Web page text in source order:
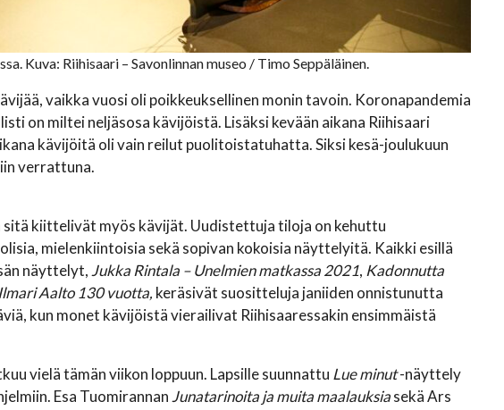
Kuva: Riihisaari – Savonlinnan museo / Timo Seppäläinen.
vaikka vuosi oli poikkeuksellinen monin tavoin. Koronapandemia
on miltei neljäsosa kävijöistä. Lisäksi kevään aikana Riihisaari
kävijöitä oli vain reilut puolitoistatuhatta. Siksi kesä-joulukuun
verrattuna.
kiittelivät myös kävijät. Uudistettuja tiloja on kehuttu
mielenkiintoisia sekä sopivan kokoisia näyttelyitä. Kaikki esillä
näyttelyt,Jukka Rintala – Unelmien matkassa 2021, Kadonnutta
Aalto 130 vuotta, keräsivät suositteluja janiiden onnistunutta
kun monet kävijöistä vierailivat Riihisaaressakin ensimmäistä
vielä tämän viikon loppuun. Lapsille suunnattu Lue minut-näyttely
Esa TuomirannanJunatarinoita ja muita maalauksiasekä Ars